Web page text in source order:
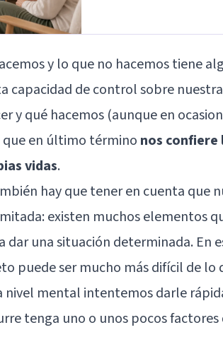
y lo que no hacemos tiene
capacidad de control sobre
y qué hacemos (aunque en
en último término nos confiere
vidas.
hay que tener en cuenta que
existen muchos elementos
dar una situación determinada. En
puede ser mucho más difícil de lo
nivel mental intentemos darle
tenga uno o unos pocos